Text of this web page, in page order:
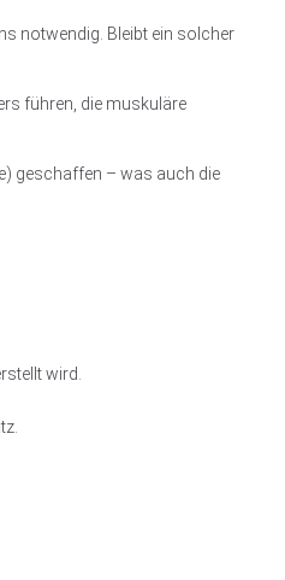
notwendig. Bleibt ein solcher
führen, die muskuläre
geschaffen – was auch die
wird.